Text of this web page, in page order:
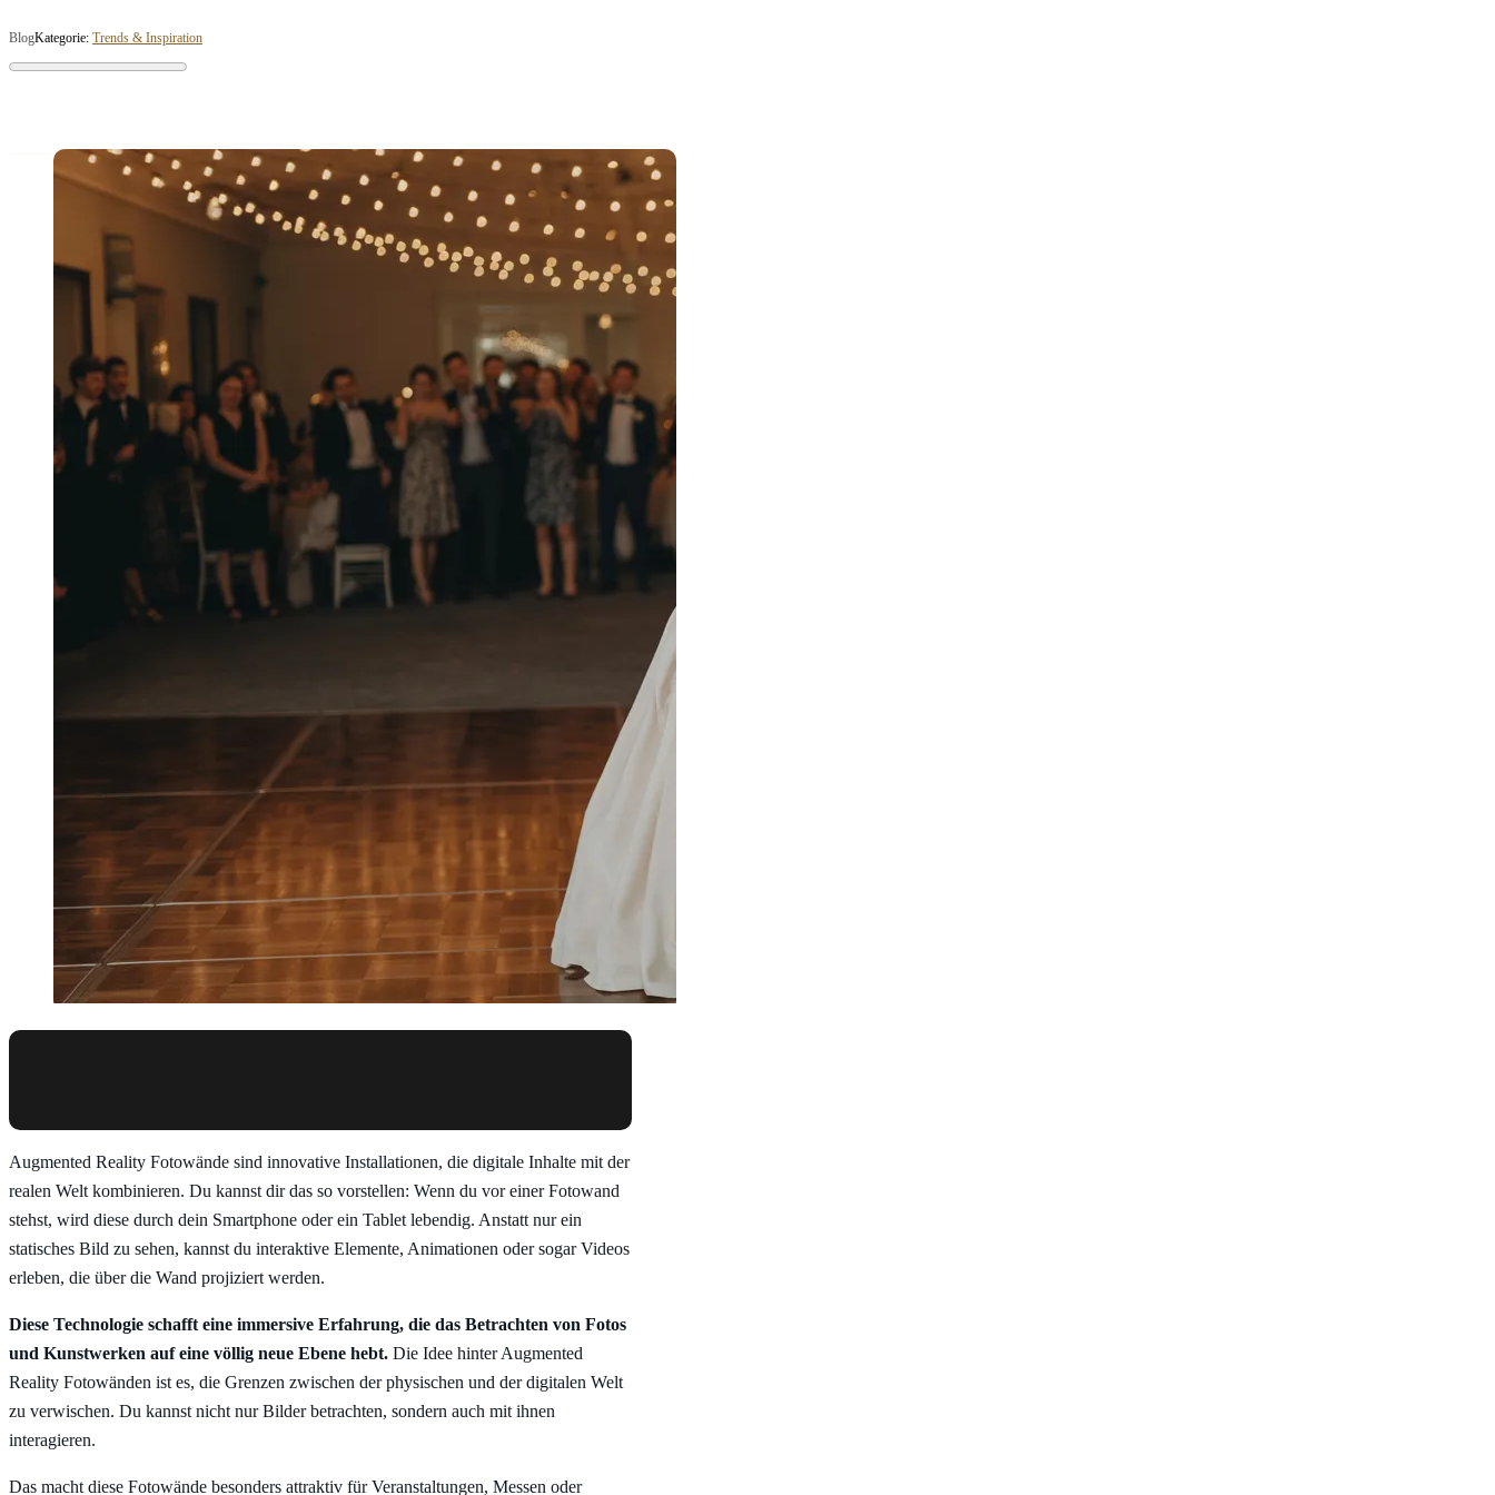
BlogKategorie: Trends & Inspiration
Augmented Reality Fotowände sind innovative Installationen, die digitale Inhalte mit der
realen Welt kombinieren. Du kannst dir das so vorstellen: Wenn du vor einer Fotowand
stehst, wird diese durch dein Smartphone oder ein Tablet lebendig. Anstatt nur ein
statisches Bild zu sehen, kannst du interaktive Elemente, Animationen oder sogar Videos
erleben, die über die Wand projiziert werden.
Diese Technologie schafft eine immersive Erfahrung, die das Betrachten von Fotos
und Kunstwerken auf eine völlig neue Ebene hebt. Die Idee hinter Augmented
Reality Fotowänden ist es, die Grenzen zwischen der physischen und der digitalen Welt
zu verwischen. Du kannst nicht nur Bilder betrachten, sondern auch mit ihnen
interagieren.
Das macht diese Fotowände besonders attraktiv für Veranstaltungen, Messen oder